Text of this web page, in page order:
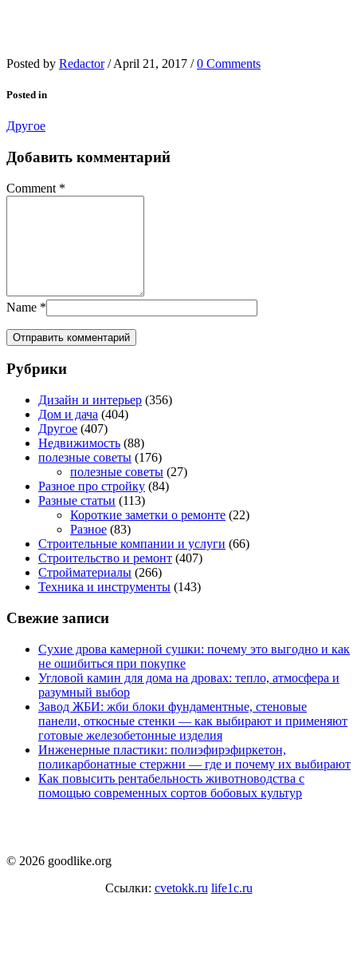
Posted by Redactor / April 21, 2017 / 0 Comments
Posted in
Другое
Добавить комментарий
Comment *
Name *
Рубрики
Дизайн и интерьер (356)
Дом и дача (404)
Другое (407)
Недвижимость (88)
полезные советы (176)
полезные советы (27)
Разное про стройку (84)
Разные статьи (113)
Короткие заметки о ремонте (22)
Разное (83)
Строительные компании и услуги (66)
Строительство и ремонт (407)
Стройматериалы (266)
Техника и инструменты (143)
Свежие записи
Сухие дрова камерной сушки: почему это выгодно и как
не ошибиться при покупке
Угловой камин для дома на дровах: тепло, атмосфера и
разумный выбор
Завод ЖБИ: жби блоки фундаментные, стеновые
панели, откосные стенки — как выбирают и применяют
готовые железобетонные изделия
Инженерные пластики: полиэфирэфиркетон,
поликарбонатные стержни — где и почему их выбирают
Как повысить рентабельность животноводства с
помощью современных сортов бобовых культур
© 2026 goodlike.org
Ссылки: cvetokk.ru life1c.ru